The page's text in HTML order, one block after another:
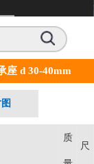
座 d 30-40mm
质
尺